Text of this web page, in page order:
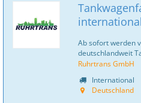
Ab sofort werden
deutschlandweit
Ruhrtrans GmbH
International
Deutschland